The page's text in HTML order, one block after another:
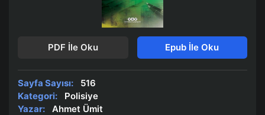
PDF İle Oku Epub İle Oku
Sayfa Sayısı:
516
Kategori:
Polisiye
Yazar:
Ahmet Ümit